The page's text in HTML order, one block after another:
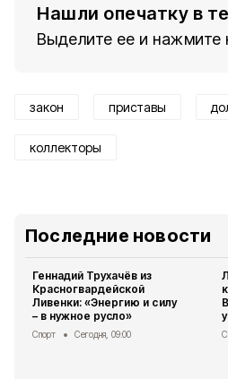
Нашли опечатку в
Выделите ее и нажмите
закон приставы
коллекторы
Последние новости
Геннадий Трухачёв из
Красногвардейской
Ливенки: «Энергию и силу
– в нужное русло»
Спорт Сегодня, 09:00